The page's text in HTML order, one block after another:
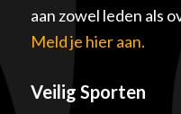
aan zowel leden als
Meld je hier aan.
Veilig Sporten